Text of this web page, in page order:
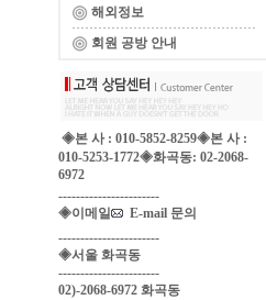
해외정보
회원 공방 안내
◈본 사 : 010-5852-8259◈본 사 :
010-5253-1772◈화곡동: 02-2068-
6972
-----------------------
◈이메일
E-mail 문의
-----------------------
◈서울 화곡동
-----------------------
02)-2068-6972 화곡동